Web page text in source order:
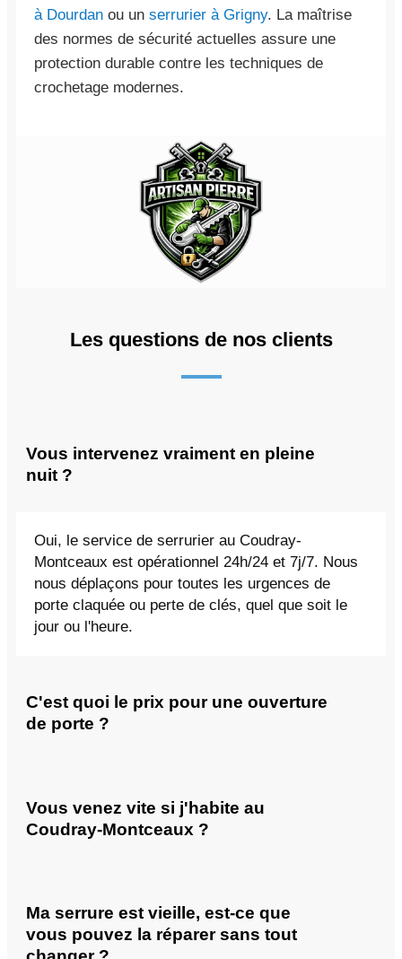
à Dourdan ou un serrurier à Grigny. La maîtrise
des normes de sécurité actuelles assure une
protection durable contre les techniques de
crochetage modernes.
Les questions de nos clients
Vous intervenez vraiment en pleine
nuit ?
Oui, le service de serrurier au Coudray-
Montceaux est opérationnel 24h/24 et 7j/7. Nous
nous déplaçons pour toutes les urgences de
porte claquée ou perte de clés, quel que soit le
jour ou l'heure.
C'est quoi le prix pour une ouverture
de porte ?
Vous venez vite si j'habite au
Coudray-Montceaux ?
Ma serrure est vieille, est-ce que
vous pouvez la réparer sans tout